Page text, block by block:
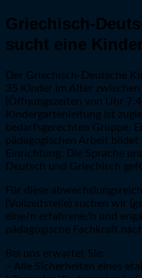
Griechisch-
sucht eine
Der Griechisch-Deutsche
35 Kinder im Alter
(Öffnungszeiten von Uhr
Kindergartenleitung ist
bedarfsgerechten Gruppe.
pädagogischen Arbeit
Einrichtung. Die Sprache
Deutsch und Griechisch
Für diese
(Vollzeitstelle) suchen wir
eine/n erfahrene/n und
pädagogische Fachkraft
Bei uns erwartet Sie:
– Alle Sicherheiten eines